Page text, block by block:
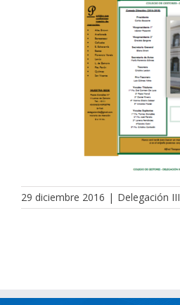
29 diciembre 2016 | Delegación III